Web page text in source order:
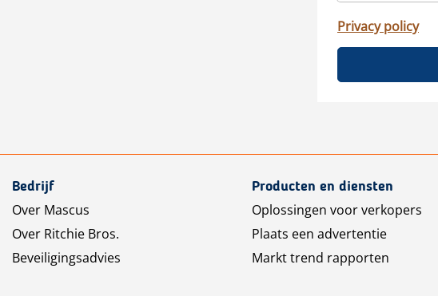
Privacy policy
Bedrijf
Over Mascus
Over Ritchie Bros.
Beveiligingsadvies
Producten en diensten
Oplossingen voor verkopers
Plaats een advertentie
Markt trend rapporten